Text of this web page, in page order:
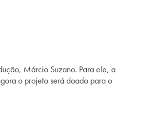
Márcio Suzano. Para ele, a
o projeto será doado para o